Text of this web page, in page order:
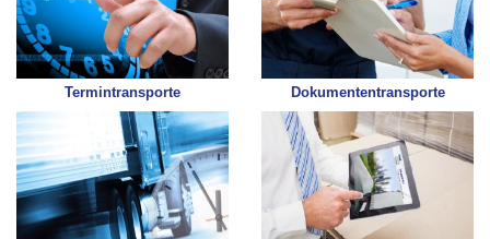
Termintransporte Dokumententransporte